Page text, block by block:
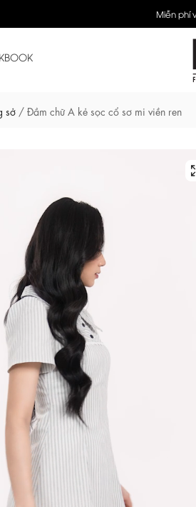
Miễn phí
sở / Đầm chữ A kẻ sọc cổ sơ mi viền ren